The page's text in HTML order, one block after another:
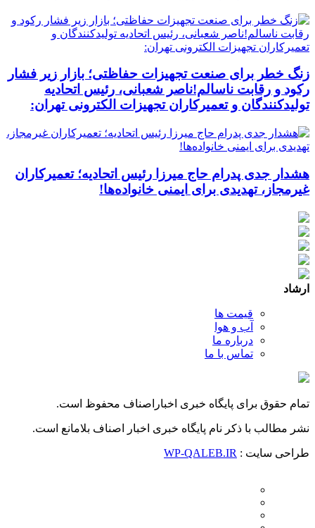
زنگ خطر برای صنعت تجهیزات حفاظتی؛ بازار زیر فشار
رکود و رقابت ناسالم!ناصر شعبانی، رئیس اتحادیه
تولیدکنندگان و تعمیرکاران تجهیزات الکترونی تهران:
هشدار جدی پدرام حاج میرزا رئیس اتحادیه؛ تعمیرکاران
غیرمجاز، تهدیدی برای ایمنی خانواده‌ها!
ارشاد
قیمت ها
آب و هوا
درباره ما
تماس با ما
تمام حقوق برای پایگاه خبری اخباراصناف محفوظ است.
نشر مطالب با ذکر نام پایگاه خبری اخبار اصناف بلامانع است.
طراحی سایت : WP-QALEB.IR